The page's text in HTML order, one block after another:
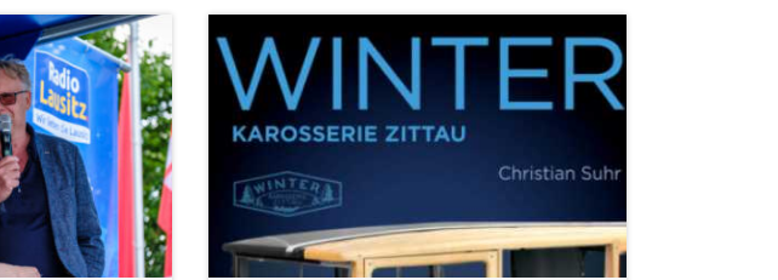
weiterlesen